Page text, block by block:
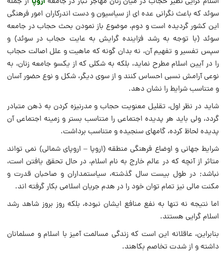
سوئد که باعث نگرانی عده ای از سیاسیون و دست اندرکاران امور فرهنگی
این کشور گردیده است و دوم، موضوع باز نمودن بحث حجاب در جامعه
سوئد (با توجه به رشد فزاینده گرایش به عایت حجاب در سوئد) و
سپس تفسیر و تفهیم آن، نه بدان گونه که ماهیت و علل اصالت حجاب
را در آیین اسلام مطرح نماید، بلکه به شکلی که از یکسو جامعه زنان، به
نوعی آرامش نسبی احساس کنند و از سوی دیگر، شکل و نوع حضور آسان
و متناسب شرایط را نشان دهد.
شاید در نظر اول، تقلیل معنویت حجاب و مدرنیزه کردن به ذهن متبادر
گردد، ولی باید هر پدیده اجتماعی را متناسب بستر و زمینه اجتماعی آن
پدیده لحاظ کرده، گامهای سنجیده و متناسب برداشت.
شرایط جهانی و اوضاع فرهنگی منطقه (اروپا – اروپای شمالی) نمی تواند
متاثر از آنچه که در عالم خارج به نام اسلام، در حال تحقق یافتن است،
نباشد; در طول بیست سال گذشته، سیاستمداران و صاحبان قدرت و
مکنت مالی نیز تمام توان خود را در هدم جریان اسلامی بکار گرفته اند.
اما نتیجه نه تنها به نفع منافع ایشان نبوده، بلکه روز بروز شاهد رشد
اسلام گرایی هستند.
بنابراین، عاقلانه این است که زندگی مسالمت آمیز با اسلام و مسلمانان
داشته و از شدت تخاصم بکاهند.